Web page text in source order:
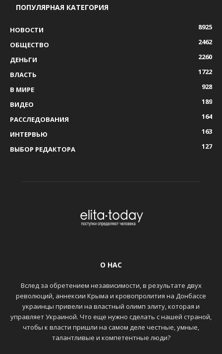
ПОПУЛЯРНАЯ КАТЕГОРИЯ
НОВОСТИ
8925
ОБЩЕСТВО
2462
ДЕНЬГИ
2260
ВЛАСТЬ
1722
В МИРЕ
928
ВИДЕО
189
РАССЛЕДОВАНИЯ
164
ИНТЕРВЬЮ
163
ВЫБОР РЕДАКТОРА
127
О НАС
Вслед за обретением независимости, в результате двух
революций, аннексии Крыма и кровопролития на Донбассе
украинцы привели на властный олимп элиту, которая и
управляет Украиной. Что еще нужно сделать с нашей страной,
чтобы к власти пришли на самом деле честные, умные,
талантливые и компетентные люди?